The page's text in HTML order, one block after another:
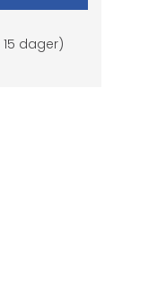
15 dager)